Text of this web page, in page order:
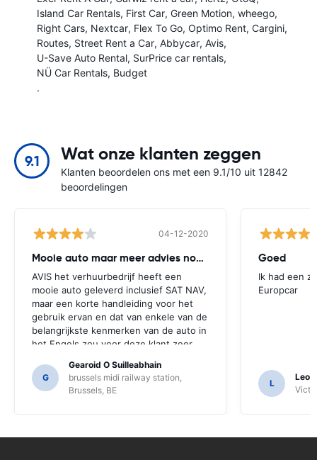
Island Car Rentals First Car Green Motion wheego
Right Cars Nextcar Flex To Go Optimo Rent Cargini
Routes Street Rent a Car Abbycar Avis
U-Save Auto Rental SurPrice car rentals
NÜ Car Rentals Budget
.
9.1 Wat onze klanten zeggen
Klanten beoordelen ons met een 9.1/10 uit 12842
beoordelingen
04-12-2020
Mooie auto maar meer advies nodig
AVIS het verhuurbedrijf heeft een
mooie auto geleverd inclusief SAT NAV,
maar een korte handleiding voor het
gebruik ervan en dat van enkele van de
belangrijkste kenmerken van de auto in
het Engels zou voor deze klant zeer
aantal locals voor begeleiding vragen
en alleen daarvoor hebben we de
functies van de SAT NAV misschien niet
G
Gearoid O Suilleabhain
brussels midi railway station,
Brussels, BE
Goed
Ik had een
Europcar
L